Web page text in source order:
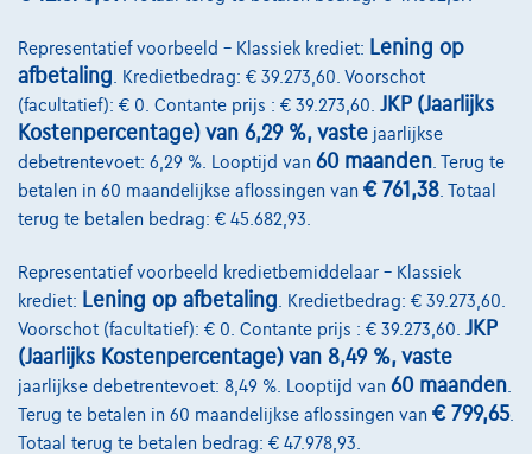
Audi R8
R8 5.2i V10 FSI Quattro S tronic| Cabrio| Carbon| Ceramic
02/2018
78.400 km Benzine Automaat 397 kW ( 540 PK )
€112.500
Representatief voorbeeld – Klassiek krediet: Lening op
afbetaling . Kredietbedrag: € 39.273,60. Voorschot
(facultatief): € 0. Contante prijs : € 39.273,60. JKP (Jaarlijks
Kostenpercentage) van 6,29 %, vaste jaarlijkse
debetrentevoet: 6,29 %. Looptijd van 60 maanden . Terug te
betalen in 60 maandelijkse aflossingen van € 761,38 . Totaal
terug te betalen bedrag: € 45.682,93.
Representatief voorbeeld kredietbemiddelaar – Klassiek
krediet: Lening op afbetaling . Kredietbedrag: € 39.273,60.
Voorschot (facultatief): € 0. Contante prijs : € 39.273,60. JKP
(Jaarlijks Kostenpercentage) van 8,49 %, vaste
jaarlijkse debetrentevoet: 8,49 %. Looptijd van 60 maanden
Terug te betalen in 60 maandelijkse aflossingen van € 799,65.
Totaal terug te betalen bedrag: € 47.978,93.